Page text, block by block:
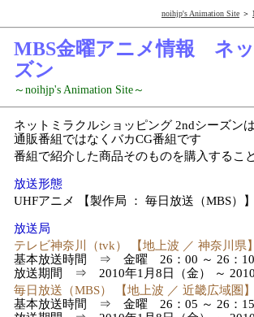
noihjp's Animation Site ＞
MBS金曜アニメ情報 ネ
ズン
～noihjp's Animation Site～
ネットミラクルショッピング 2ndシーズン
通販番組ではなくバカCG番組です
番組で紹介した商品そのものを購入するこ
放送形態
UHFアニメ 【製作局 ： 毎日放送（MBS）
放送局
テレビ神奈川（tvk） 【地上波 ／ 神奈川県
基本放送時間 ⇒ 金曜 26：00 ～ 26：10
放送期間 ⇒ 2010年1月8日（金） ～ 2010
毎日放送（MBS） 【地上波 ／ 近畿広域圏
基本放送時間 ⇒ 金曜 26：05 ～ 26：15